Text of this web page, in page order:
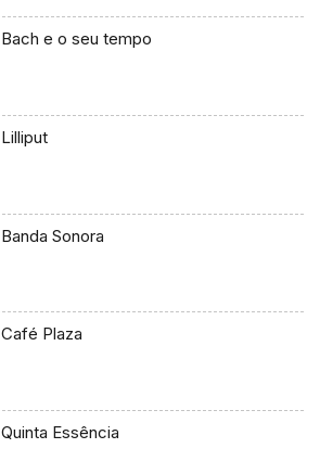
Bach e o seu tempo
Lilliput
Banda Sonora
Café Plaza
Quinta Essência